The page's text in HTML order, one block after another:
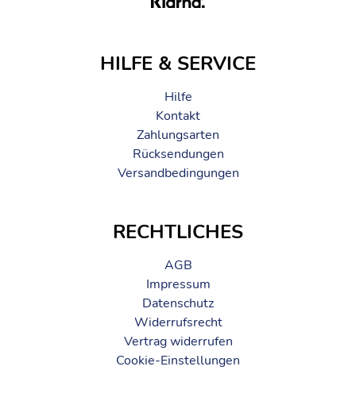
HILFE & SERVICE
Hilfe
Kontakt
Zahlungsarten
Rücksendungen
Versandbedingungen
RECHTLICHES
AGB
Impressum
Datenschutz
Widerrufsrecht
Vertrag widerrufen
Cookie-Einstellungen